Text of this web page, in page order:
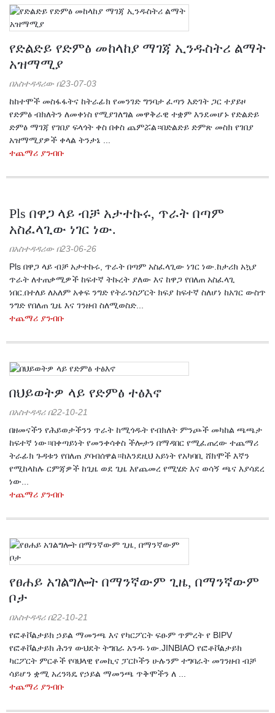
የድልድይ የድምፅ መከላከያ ማገጃ ኢንዱስትሪ ልማት
አዝማሚያ
በአስተዳዳሪው በ23-07-03
ከከተሞች መስፋፋትና ከትራፊክ የመንገድ ግንባታ ፈጣን እድገት ጋር ተያይዞ
የድምፅ ብክለትን ለመቀነስ የሚያገለግል መዋቅራዊ ተቋም እንደመሆኑ የድልድይ
ድምፅ ማገጃ የገበያ ፍላጎት ቀስ በቀስ ጨምሯል።በድልድይ ድምጽ መስክ የገበያ
አዝማሚያዎች ቀላል ትንታኔ ...
ተጨማሪ ያንብቡ
Pls በዋጋ ላይ ብቻ አታተኩሩ, ጥራት በጣም
አስፈላጊው ነገር ነው.
በአስተዳዳሪው በ23-06-26
Pls በዋጋ ላይ ብቻ አታተኩሩ, ጥራት በጣም አስፈላጊው ነገር ነው.ከታሪክ አኳያ
ጥራት ለተጠቃሚዎች ከፍተኛ ትኩረት ያለው እና ከዋጋ የበለጠ አስፈላጊ
ነበር.በተለይ ለአለም አቀፍ ንግድ የትራንስፖርት ክፍያ ከፍተኛ ስለሆነ ከአገር ውስጥ
ንግድ የበለጠ ጊዜ እና ገንዘብ ስለሚወስድ...
ተጨማሪ ያንብቡ
በህይወትዎ ላይ የድምፅ ተፅእኖ
በአስተዳዳሪ በ22-10-21
በዘመናችን የሕይወታችንን ጥራት ከሚጎዱት የብክለት ምንጮች መካከል ጫጫታ
ከፍተኛ ነው።በቀጣይነት የመንቀሳቀስ ችሎታን በማዳበር የሚፈጠረው ተጨማሪ
ትራፊክ ጉዳቱን የበለጠ ያባብሰዋል።ከእንደዚህ አይነት የአካባቢ ሸክሞች እኛን
የሚከላከሉ ርምጃዎች ከጊዜ ወደ ጊዜ እየጨመረ የሚሄድ እና ወሳኝ ጫና እያሳደረ
ነው...
ተጨማሪ ያንብቡ
የፀሐይ አገልግሎት በማንኛውም ጊዜ, በማንኛውም
ቦታ
በአስተዳዳሪ በ22-10-21
የፎቶቮልታይክ ኃይል ማመንጫ እና የካርፖርት ፍፁም ጥምረት የ BIPV
የፎቶቮልታይክ ሕንፃ ውህደት ትግበራ አንዱ ነው.JINBIAO የፎቶቮልታይክ
ካርፖርት ምርቶች የባህላዊ የመኪና ፓርኮችን ሁሉንም ተግባራት መገንዘብ ብቻ
ሳይሆን ቋሚ አረንጓዴ የኃይል ማመንጫ ጥቅሞችን ለ ...
ተጨማሪ ያንብቡ